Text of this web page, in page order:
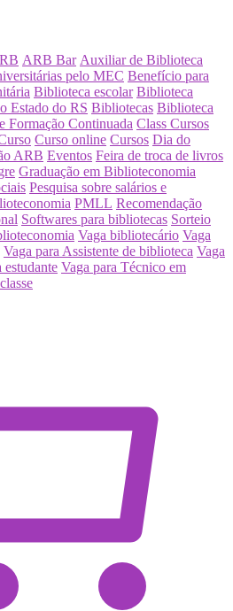
ARB Bar Auxiliar de Biblioteca
pelo MEC Benefício para
Biblioteca escolar Biblioteca
Estado do RS Bibliotecas Biblioteca
Formação Continuada Class Cursos
Curso online Cursos Dia do
ARB Eventos Feira de troca de livros
Graduação em Biblioteconomia
Pesquisa sobre salários e
PMLL Recomendação
Softwares para bibliotecas Sorteio
Vaga bibliotecário Vaga
Vaga para Assistente de biblioteca Vaga
estudante Vaga para Técnico em